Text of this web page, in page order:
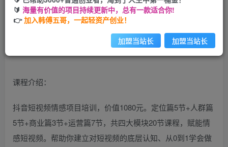
课程介绍：
抖音短视频情感项目培训，价值1080元。定位篇5节+人群篇
5节+商业篇3节+运营篇7节，共四大模块20节课程，赋能情
感短视频。帮助你建立对短视频的底层认知、从0到1学会做
🔰 海量有价值的项目持续更新中，总有一款适合你!
👉加入韩傅五哥，一起轻资产创业！
加盟当站长 加盟当站长